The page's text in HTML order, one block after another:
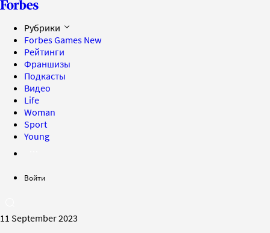
Рубрики
Forbes Games New
Рейтинги
Франшизы
Подкасты
Видео
Life
Woman
Sport
Young
Войти
11 September 2023